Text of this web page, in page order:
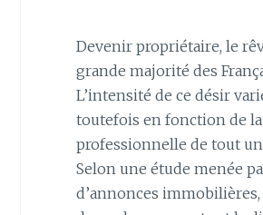
Devenir propriétaire, le
grande majorité des
L’intensité de ce désir
toutefois en fonction de
professionnelle de tout
Selon une étude menée
d’annonces